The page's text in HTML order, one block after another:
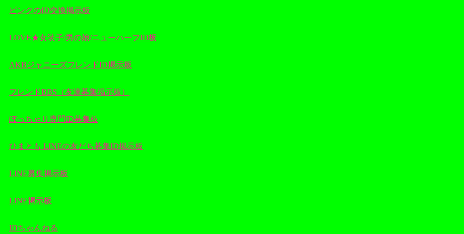
ピンクのID交換掲示板
LOVE★女装子/男の娘/ニューハーフID板
AKBジャニーズフレンドID掲示板
フレンドBBS（友達募集掲示板）
ぽっちゃり専門ID募集板
ひまとも LINEの友だち募集ID掲示板
LINE募集掲示板
LINE掲示板
IDちゃんねる